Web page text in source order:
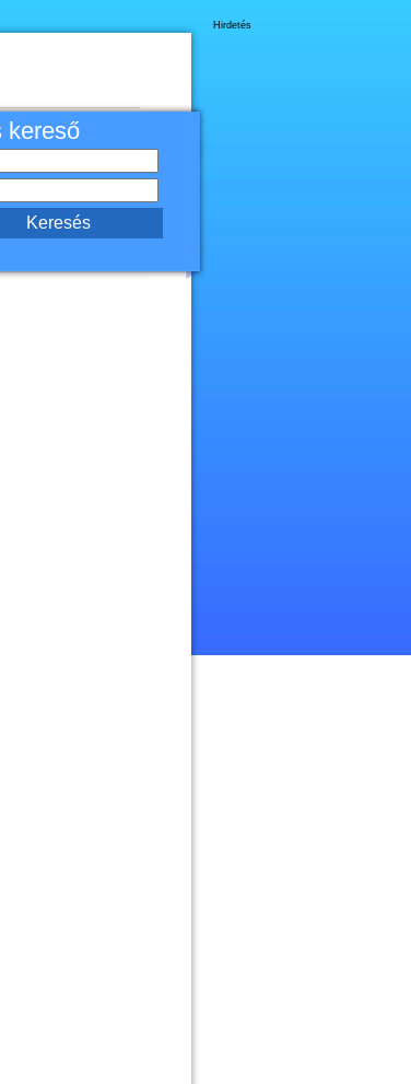
Hirdetés
kereső